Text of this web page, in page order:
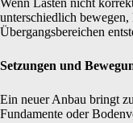
Wenn Lasten nicht
unterschiedlich
Übergangsbereichen
Setzungen und
Ein neuer Anbau bringt
Fundamente oder